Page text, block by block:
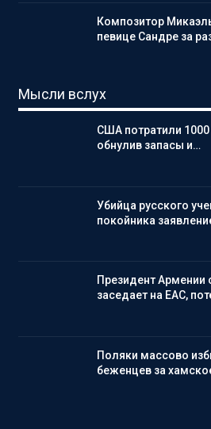
Композитор
певице Сандре за
Мысли вслух
США потратили 1000
обнулив запасы и…
Убийца русского
покойника
Президент Армении
заседает на ЕАС,
Поляки массово
беженцев за